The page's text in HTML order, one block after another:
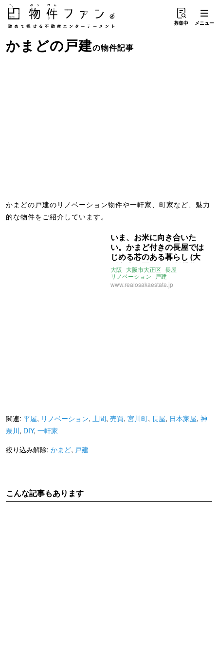
募集中 メニュー
かまどの戸建の物件記事
かまどの戸建のリノベーション物件や一軒家、町家など、魅力
的な物件をご紹介しています。
いま、お米に向き合いた
い。かまど付きの長屋では
じめる芯のある暮らし (大
阪市大正区62㎡の賃貸物
件)
大阪 大阪市大正区 長屋
リノベーション
戸建
大阪R不動産 かまど 建具
www.realosakaestate.jp
関連: 平屋, リノベーション, 土間, 売買, 宮川町, 長屋, 日本家屋, 神
奈川, DIY, 一軒家
絞り込み解除: かまど, 戸建
こんな記事もあります